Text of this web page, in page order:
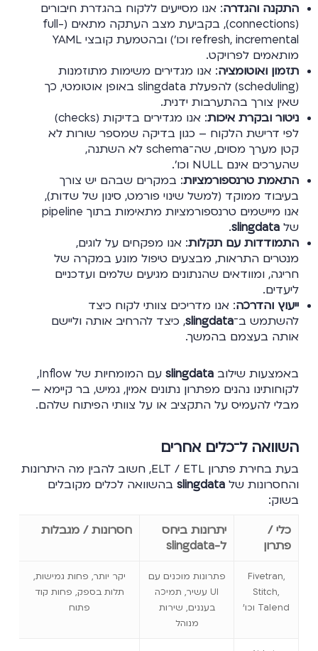
התקנה והגדרה: אנו מסייעים ללקוח בהגדרת חיבורים
(connections), בקביעת מצב העתקה מתאים (full-
refresh, incremental וכו’) ובהטמעת קובצי YAML
מותאמים לפרויקט.
תזמון ואוטומציה: אנו מגדירים משימות מתוזמנות
(scheduling) להפעלת slingdata באופן אוטומטי, כך
שאין צורך בהתערבות ידנית.
ניטור ובקרת איכות
: אנו מגדירים בדיקות (checks)
לפי דרישת הלקוח – כגון בדיקה שמספר שורות לא
קטן מערך מסוים, שה־schema לא השתנה,
שהערכים אינם NULL וכו’.
התאמת טרנספורמציות: במקרים שבהם יש צורך
בעיבוד ממוקד (למשל שינוי פורמט, סינון של שדות),
אנו מיישמים טרנספורמציות מתאימות בתוך pipeline
של slingdata
.
התמודדות עם תקלות: אנו מפקחים על לוגים,
מנטרים התראות, מבצעים טיפול מונע במקרה של
חריגה, ומוודאים שהנתונים מגיעים שלמים ועדכניים
ליעדים.
ייעוץ והדרכה: אנו מדריכים צוותי לקוח כיצד
להשתמש ב־slingdata, כיצד להרחיב אותה וליישם
אותה בעצמם בהמשך.
באמצעות שילוב slingdata
עם המומחיות של Inflow,
לקוחותינו נהנים מפתרון נתונים אמין, גמיש, בר קיימא —
מבלי להעמיס על התקציב או על צוותי הפיתוח שלהם.
השוואה ל־כלים אחרים
בעת בחירת פתרון ELT / ETL, חשוב להבין מה היתרונות
והחסרונות של slingdataבהשוואה לכלים מקובלים
בשוק:
כלי /
פתרון
יתרונות ביחס
ל-slingdata
חסרונות / מגבלות
Fivetran,
Stitch,
Talend וכו’
פתרונות מוכנים עם
UI עשיר, תמיכה
בעננים, שירות
מנוהל
יקר יותר, פחות גמישות,
תלות בספק, פחות קוד
פתוח